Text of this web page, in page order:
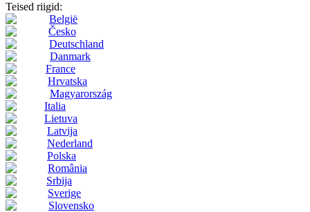
Teised riigid:
België
Česko
Deutschland
Danmark
France
Hrvatska
Magyarország
Italia
Lietuva
Latvija
Nederland
Polska
România
Srbija
Sverige
Slovensko